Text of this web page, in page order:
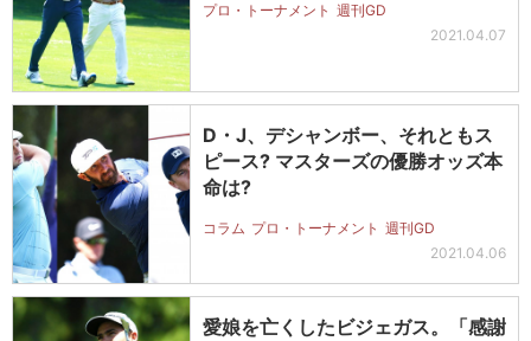
プロ・トーナメント 週刊GD
2021.04.07
D・J、デシャンボー、それともス
ピース? マスターズの優勝オッズ本
命は?
コラム プロ・トーナメント 週刊GD
2021.04.06
愛娘を亡くしたビジェガス。「感謝